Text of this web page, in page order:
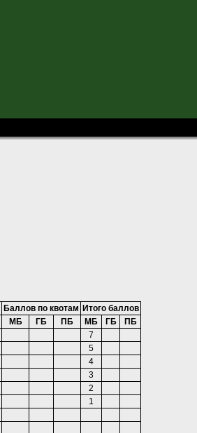
Баллов по квотам Итого баллов
МБ ГБ ПБ МБ ГБ
ПБ
7
5
4
3
2
1